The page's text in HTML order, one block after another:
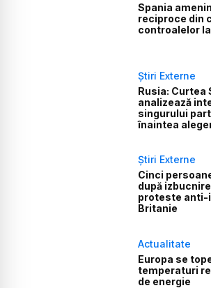
Spania
reciproce din
controalelor
Știri Externe
Rusia: Curtea
analizează
singurului
înaintea
Știri Externe
Cinci
după
proteste anti-
Britanie
Actualitate
Europa se
temperaturi
de energie